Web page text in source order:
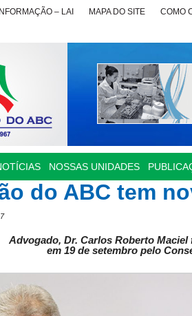
– LAI MAPA DO SITE COMO
NOSSAS UNIDADES
do ABC tem
Advogado, Dr. Carlos Roberto
em 19 de setembro pelo